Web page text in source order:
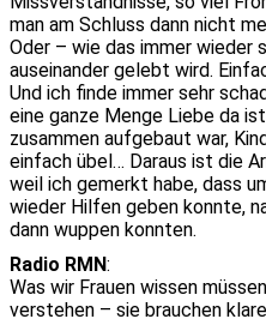
man am Schluss dann nicht
Oder – wie das immer wieder
auseinander gelebt wird.
Und ich finde immer sehr
eine ganze Menge Liebe da
zusammen aufgebaut war,
einfach übel… Daraus ist die
weil ich gemerkt habe, dass
wieder Hilfen geben konnte,
dann wuppen konnten.
Radio RMN:
Was wir Frauen wissen
verstehen – sie brauchen